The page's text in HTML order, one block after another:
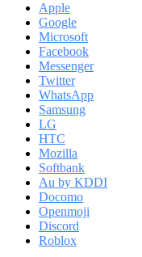
Apple
Google
Microsoft
Facebook
Messenger
Twitter
WhatsApp
Samsung
LG
HTC
Mozilla
Softbank
Au by KDDI
Docomo
Openmoji
Discord
Roblox